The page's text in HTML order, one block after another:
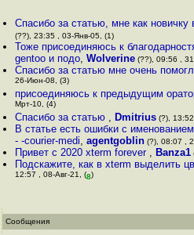
Спасибо за статью, мне как
(??), 23:35 , 03-Янв-05, (1)
Тоже присоединяюсь к
gentoo и подо,Wolverine (??), 09:56 ,
Спасибо за статью мне очень
26-Июн-08, (3)
присоединяюсь к предыдущим
Мрт-10, (4)
Спасибо за статью , Dmitrius (?),
В статье есть ошибки с
- -courier-medi,agentgoblin (?), 08:07 ,
Привет с 2020 xterm forever , Banza1
Подскажите, как в xterm выделить
12:57 , 08-Авг-21, (8)
Сообщения